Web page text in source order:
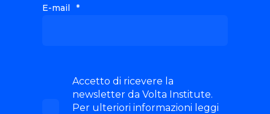
E-mail *
Accetto di ricevere la
newsletter da Volta Institute.
Per ulteriori informazioni leggi